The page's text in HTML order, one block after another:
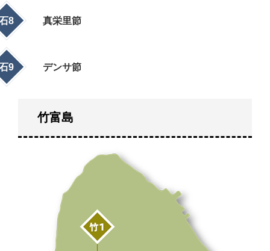
8 真栄里節
9 デンサ節
竹富島